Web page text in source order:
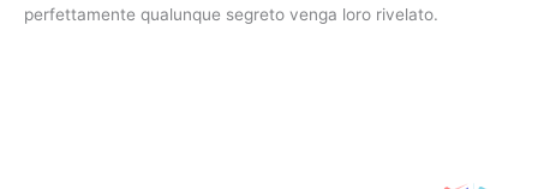
perfettamente qualunque segreto venga loro rivelato.